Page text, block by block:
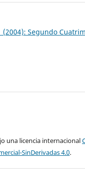
(2004): Segundo
una licencia internacional
SinDerivadas 4.0.